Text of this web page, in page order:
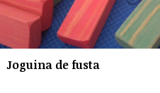
Joguina de fusta